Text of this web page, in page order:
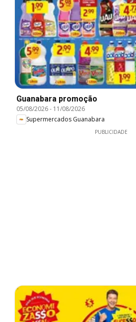
Guanabara promoção
05/08/2026- 11/08/2026
Supermercados Guanabara
PUBLICIDADE